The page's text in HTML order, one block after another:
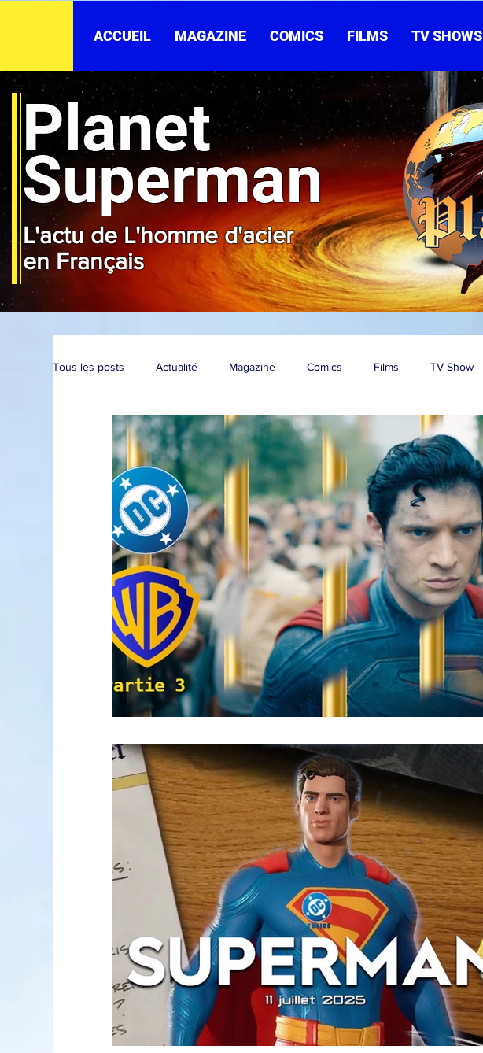
ACCUEIL MAGAZINE COMICS FILMS TV SHOWS
Planet
Superman
L'actu de L'homme d'acier
en Français
Tous les posts Actualité Magazine Comics Films TV Show
Collection Convention Brèves Live